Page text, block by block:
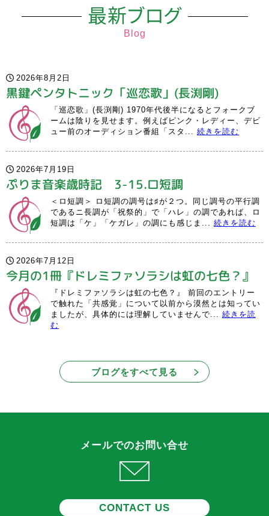
最新ブログ
Blog
2026年8月2日
黒鍵ペンタトニック「巡恋歌」(長渕剛)
「巡恋歌」(長渕剛) 1970年代後半になるとフォークブ
ームは陰りを見せます。例えばピンク・レディー、デビ
ュー前のオーディション番組「スタ... 続きを読む
2026年7月19日
ぷりま音楽歳時記 3-15.ロ短調
＜ロ短調＞ ロ短調の調号は♯が２つ。同じ調号の平行調
であるニ長調が「祝祭的」で「ハレ」の調であれば、ロ
短調は「ケ」「ケガレ」の調にも感じま... 続きを読む
2026年7月12日
今月の1冊『ドレミファソラシは虹の七色？』
『ドレミファソラシは虹の七色？』 前回のエントリー
で触れた「共感覚」について以前から漠然とは知ってい
ましたが、具体的には理解していませんで... 続きを読
む
ブログをすべて見る
メールでのお問い合せ
CONTACT US